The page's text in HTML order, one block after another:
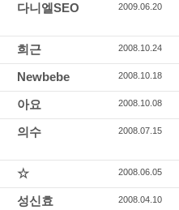
다니엘SEO 2009.06.20
희근 2008.10.24
Newbebe 2008.10.18
아요 2008.10.08
의수 2008.07.15
☆ 2008.06.05
성신효 2008.04.10